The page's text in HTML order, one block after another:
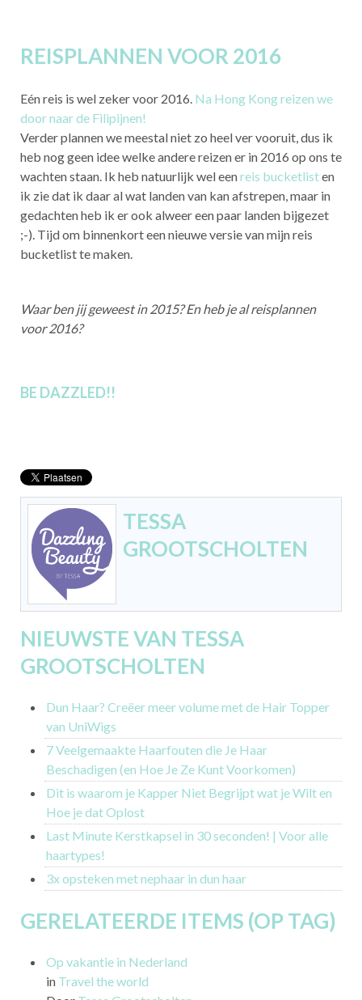
REISPLANNEN VOOR 2016
Eén reis is wel zeker voor 2016. Na Hong Kong reizen we
door naar de Filipijnen!
Verder plannen we meestal niet zo heel ver vooruit, dus ik
heb nog geen idee welke andere reizen er in 2016 op ons te
wachten staan. Ik heb natuurlijk wel eenreis bucketlisten
ik zie dat ik daar al wat landen van kan afstrepen, maar in
gedachten heb ik er ook alweer een paar landen bijgezet
;-). Tijd om binnenkort een nieuwe versie van mijn reis
bucketlist te maken.
Waar ben jij geweest in 2015? En heb je al reisplannen
voor 2016?
BE DAZZLED!!
TESSA
GROOTSCHOLTEN
NIEUWSTE VAN TESSA
GROOTSCHOLTEN
Dun Haar? Creëer meer volume met de Hair Topper
van UniWigs
7 Veelgemaakte Haarfouten die Je Haar
Beschadigen (en Hoe Je Ze Kunt Voorkomen)
Dit is waarom je Kapper Niet Begrijpt wat je Wilt en
Hoe je dat Oplost
Last Minute Kerstkapsel in 30 seconden! | Voor alle
haartypes!
3x opsteken met nephaar in dun haar
GERELATEERDE ITEMS (OP TAG)
Op vakantie in Nederland
in Travel the world